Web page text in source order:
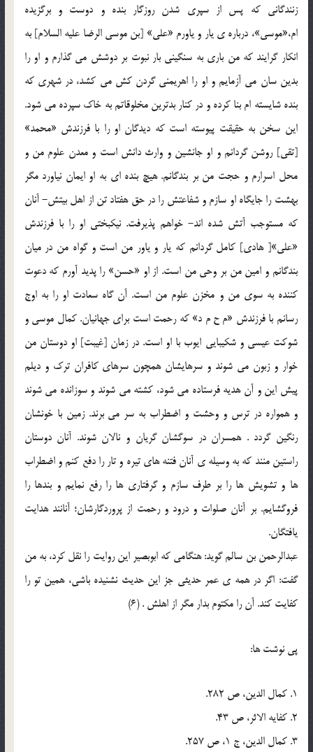
زنندگاني که پس از سپري شدن روزگار بنده و دوست و برگزيده
ام،«موسي»، درباره ي يار و ياورم «علي» [بن موسي الرضا عليه السلام] به
انکار گرايند که من باري به سنگيني بار نبوت بر دوشش مي گذارم و او را
بدين سان مي آزمايم و او را اهريمني گردن کش مي کشد، در شهري که
بنده شايسته ام بنا کرده و در کنار بدترين مخلوقاتم به خاک سپرده مي شود.
اين سخن به حقيقت پيوسته است که ديدگان او را با فرزندش «محمد»
[تقي] روشن گردانم و او جانشين و وارث دانش است و معدن علوم من و
محل اسرارم و حجت من بر بندگانم. هيچ بنده اي به او ايمان نياورد مگر
بهشت را جايگاه او سازم و شفاعتش را در حق هفتاد تن از اهل بيتش- آنان
که مستوجب آتش شده اند- خواهم پذيرفت. نيکبختي او را با فرزندش
«علي»[ هادي] کامل گردانم که يار و ياور من است و گواه من در ميان
بندگانم و امين من بر وحي من است. از او «حسن» را پديد آورم که دعوت
کننده به سوي من و مخزن علوم من است. آن گاه سعادت او را به اوج
رسانم با فرزندش «م ح م د» که رحمت است براي جهانيان. کمال موسي و
شوکت عيسي و شکيبايي ايوب با او است. در زمان [غيبت] او دوستان من
خوار و زبون مي شوند و سرهايشان همچون سرهاي کافران ترک و ديلم
پيش اين و آن هديه فرستاده مي شود، کشته مي شوند و سوزانده مي شوند
و همواره در ترس و وحشت و اضطراب به سر مي برند. زمين با خونشان
رنگين گردد . همسران در سوگشان گريان و نالان شوند. آنان دوستان
راستين منند که به وسيله ي آنان فتنه هاي تيره و تار را دفع کنم و اضطراب
ها و تشويش ها را بر طرف سازم و گرفتاري ها را رفع نمايم و بندها را
فروگشايم. بر آنان صلوات و درود و رحمت از پروردگارشان؛ آنانند هدايت
يافتگان.
عبدالرحمن بن سالم گويد: هنگامي که ابوبصير اين روايت را نقل کرد، به من
گفت: اگر در همه ي عمر حديثي جز اين حديث نشنيده باشي، همين تو را
کفايت کند. آن را مکتوم بدار مگر از اهلش . (6)
پي نوشت ها:
1. کمال الدين، ص 282.
2. کفايه الاثر، ص 43.
3. کمال الدين، ج 1، ص 257.